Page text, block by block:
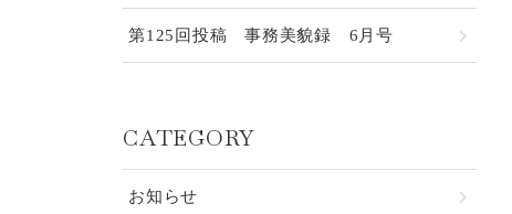
第125回投稿 事務美貌録 6月号
CATEGORY
お知らせ